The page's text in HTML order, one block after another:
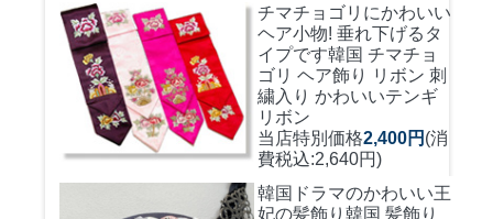
チマチョゴリにかわいい
ヘア小物! 垂れ下げるタ
イプです韓国 チマチョ
ゴリ ヘア飾り リボン 刺
繍入り かわいいテンギ
リボン
当店特別価格2,400円 (消
費税込:2,640円)
韓国ドラマのかわいい王
妃の髪飾り 韓国 髪飾り